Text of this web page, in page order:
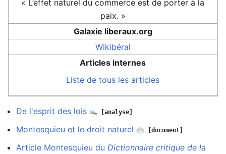
« L’effet naturel du commerce est de porter à la
paix. »
Galaxie liberaux.org
Wikibéral
Articles internes
Liste de tous les articles
De l'esprit des lois [analyse]
Montesquieu et le droit naturel [document]
Article Montesquieu du Dictionnaire critique de la